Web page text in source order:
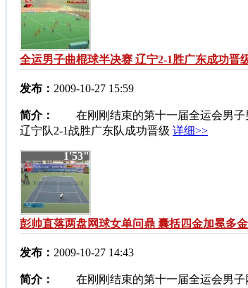
全运男子曲棍球半决赛 辽宁2-1胜广东成功晋
发布： 2009-10-27 15:59
简介：
在刚刚结束的第十一届全运会男子
辽宁队2-1战胜广东队成功晋级 详细>>
1'53"
彭帅直落两盘网球女单问鼎 囊括四金加冕多
发布： 2009-10-27 14:43
简介：
在刚刚结束的第十一届全运会男子